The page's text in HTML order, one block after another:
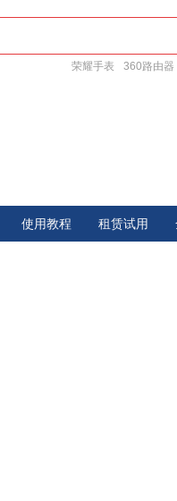
荣耀手表 360路由器
使用教程 租赁试用